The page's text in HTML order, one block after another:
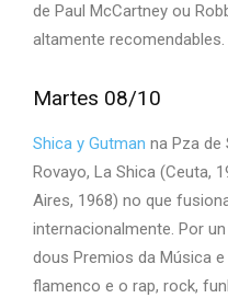
de Paul McCartney ou
altamente
Martes 08/10
Shica y Gutman na Pza de
Rovayo, La Shica (Ceuta,
Aires, 1968) no que
internacionalmente. Por
dous Premios da Música
flamenco e o rap, rock,